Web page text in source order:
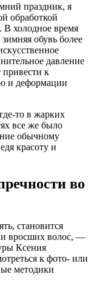
праздник, я
обработкой
В холодное время
обувь более
давление
привести к
и деформации
то в жарких
все же было
обычному
красоту и
во
становится
и вросших волос, —
Ксения
к фото- или
методики